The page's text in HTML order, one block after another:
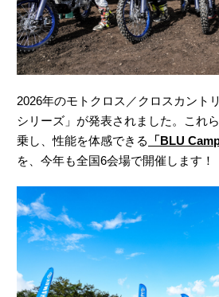
2026年のモトクロス／クロスカント
シリーズ」が発表されました。これ
乗し、性能を体感できる
「BLU
を、今年も全国6会場で開催します！